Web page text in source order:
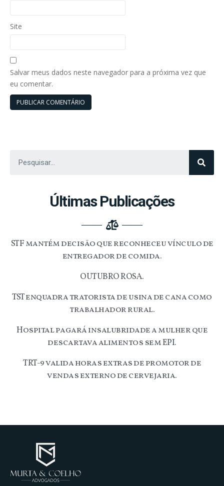
Site
Salvar meus dados neste navegador para a próxima vez que
eu comentar.
Últimas Publicações
STF mantém decisão que reconheceu vínculo de
entregador de comida.
OUTUBRO ROSA.
TST enquadra tratorista de usina de cana como
trabalhador rural.
Hospital pagará insalubridade a mulher que
descartava alimentos sem EPI.
TRT-9 valida horas extras de promotor de
vendas externo de cervejaria.